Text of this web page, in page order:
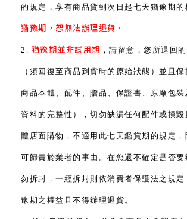
的規定，享有商品貨到次日起七天猶豫期的
猶豫期，恕無法辦理退貨。
2. 猶豫期並非試用期 ，請留意，您所退回
（須回復至商品到貨時的原始狀態）並且
商品本體、配件、贈品、保證書、原廠包
資料的完整性），切勿缺漏任何配件或損
體店面購物，不適用此七天鑑賞期的規定
可歸責於業者的事由。 在您還不確定是否
勿拆封，一經拆封則依消費者保護法之規
豫期之權益且不得辦理退貨。